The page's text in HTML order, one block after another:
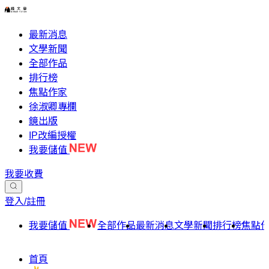
最新消息
文學新聞
全部作品
排行榜
焦點作家
徐淑卿專欄
鏡出版
IP改編授權
我要儲值
我要收費
登入/註冊
我要儲值 全部作品最新消息文學新聞排行榜焦點
首頁